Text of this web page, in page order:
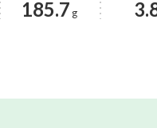
185.7 g